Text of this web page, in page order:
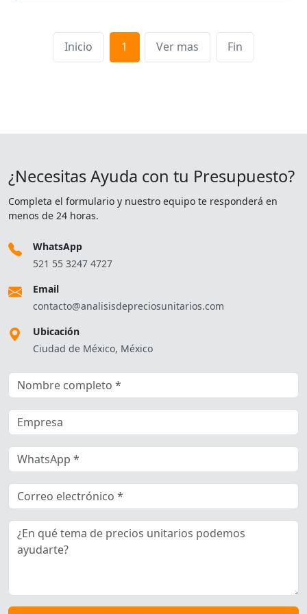
Inicio 1 Ver mas Fin
¿Necesitas Ayuda con tu Presupuesto?
Completa el formulario y nuestro equipo te responderá en
menos de 24 horas.
WhatsApp
521 55 3247 4727
Email
contacto@analisisdepreciosunitarios.com
Ubicación
Ciudad de México, México